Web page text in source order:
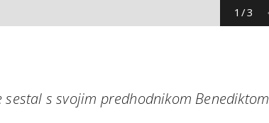
1/3
sestal s svojim predhodnikom Benediktom